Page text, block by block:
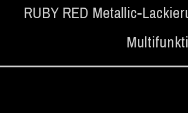
RUBY RED Metallic-